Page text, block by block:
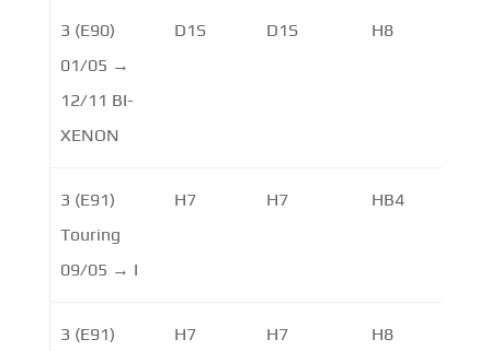
3 (E90)
01/05 →
12/11 BI-
XENON
D1S D1S H8
3 (E91)
Touring
09/05 → I
H7 H7 HB4
3 (E91)
H7 H7 H8